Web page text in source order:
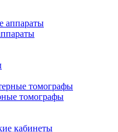
томографы